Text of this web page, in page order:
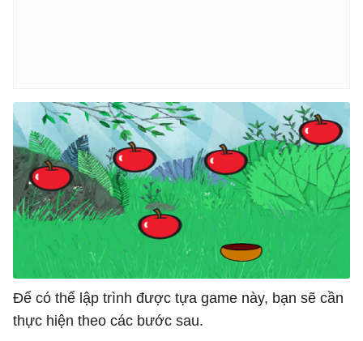
Để có thể lập trình được tựa game này, bạn sẽ cần
thực hiện theo các bước sau.